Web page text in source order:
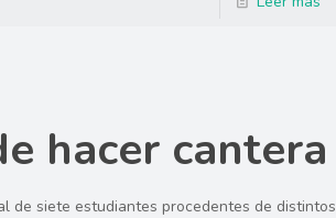
hacer cantera
de siete estudiantes procedentes de distintos